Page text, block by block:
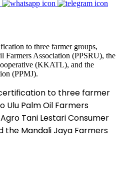
to three farmer
Ulu Palm Oil Farmers
Tani Lestari Consumer
the Mandali Jaya Farmers